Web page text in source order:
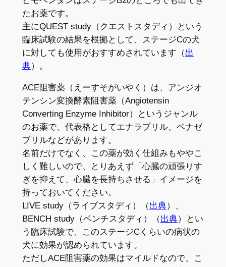
たお薬です。
主にQUEST study（クエストスタディ）という
臨床試験の結果を根拠として、ステージCの犬
に対しても使用がおすすめされています（出
典）。
ACE阻害薬（えーすそがいやく）は、アンジオ
テンシン変換酵素阻害薬（Angiotensin
Converting Enzyme Inhibitor）というジャンル
のお薬で、代表格としてエナラプリル、ベナゼ
プリルなどがあります。
名前だけでなく、この薬が効く仕組みもややこ
しく難しいので、とりあえず「心臓の頑張りす
ぎを抑えて、心臓を長持ちさせる」イメージを
持っておいてください。
LIVE study（ライブスタディ）（出典）、
BENCH study（ベンチスタディ）（出典）とい
う臨床試験で、このステージCくらいの病状の
犬に効果が認められています。
ただしACE阻害薬の効果はマイルドなので、こ